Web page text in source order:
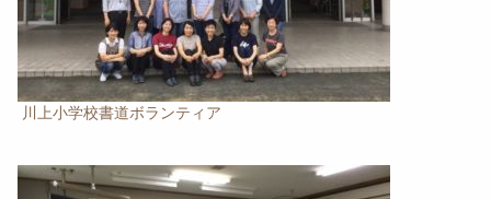
川上小学校書道ボランティア